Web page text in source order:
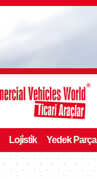
Loji̇sti̇k Yedek Parça